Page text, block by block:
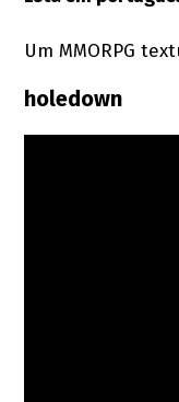
Um MMORPG
holedown